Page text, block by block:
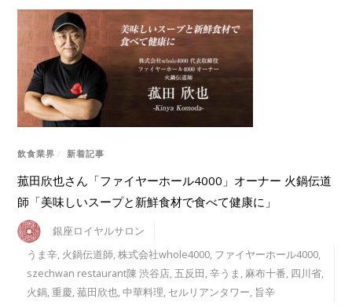
飲食業界 / 新着記事
菰田欣也さん「ファイヤーホール4000」オーナー 火鍋伝道
師「美味しいスープと新鮮食材で食べて健康に」
銀座ロイヤルサロン
うま辛, 火鍋伝道師,株式会社whole4000, ファイヤーホール4000,
szechwan restaurant陳 渋谷店,五反田,辛うま , 麻布十番, 四川省,
火鍋,重慶,菰田欣也,中華料理, セルリアンタワー, 旨辛